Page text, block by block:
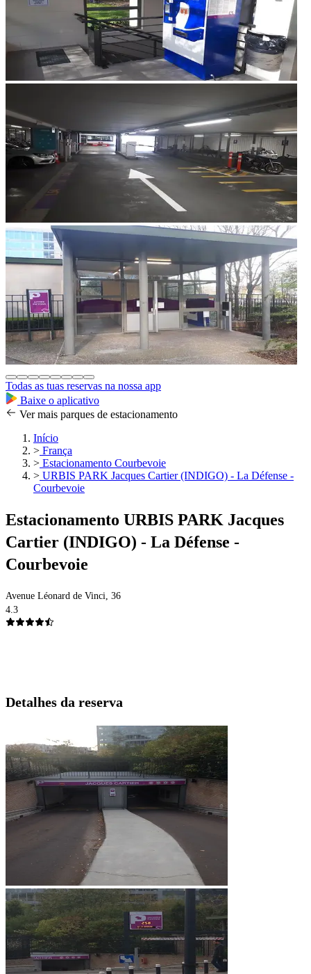
Todas as tuas reservas na nossa app
Baixe o aplicativo
Ver mais parques de estacionamento
Início
> França
> Estacionamento Courbevoie
> URBIS PARK Jacques Cartier (INDIGO) - La Défense -
Courbevoie
Estacionamento URBIS PARK Jacques
Cartier (INDIGO) - La Défense -
Courbevoie
Avenue Léonard de Vinci, 36
4.3
Detalhes da reserva